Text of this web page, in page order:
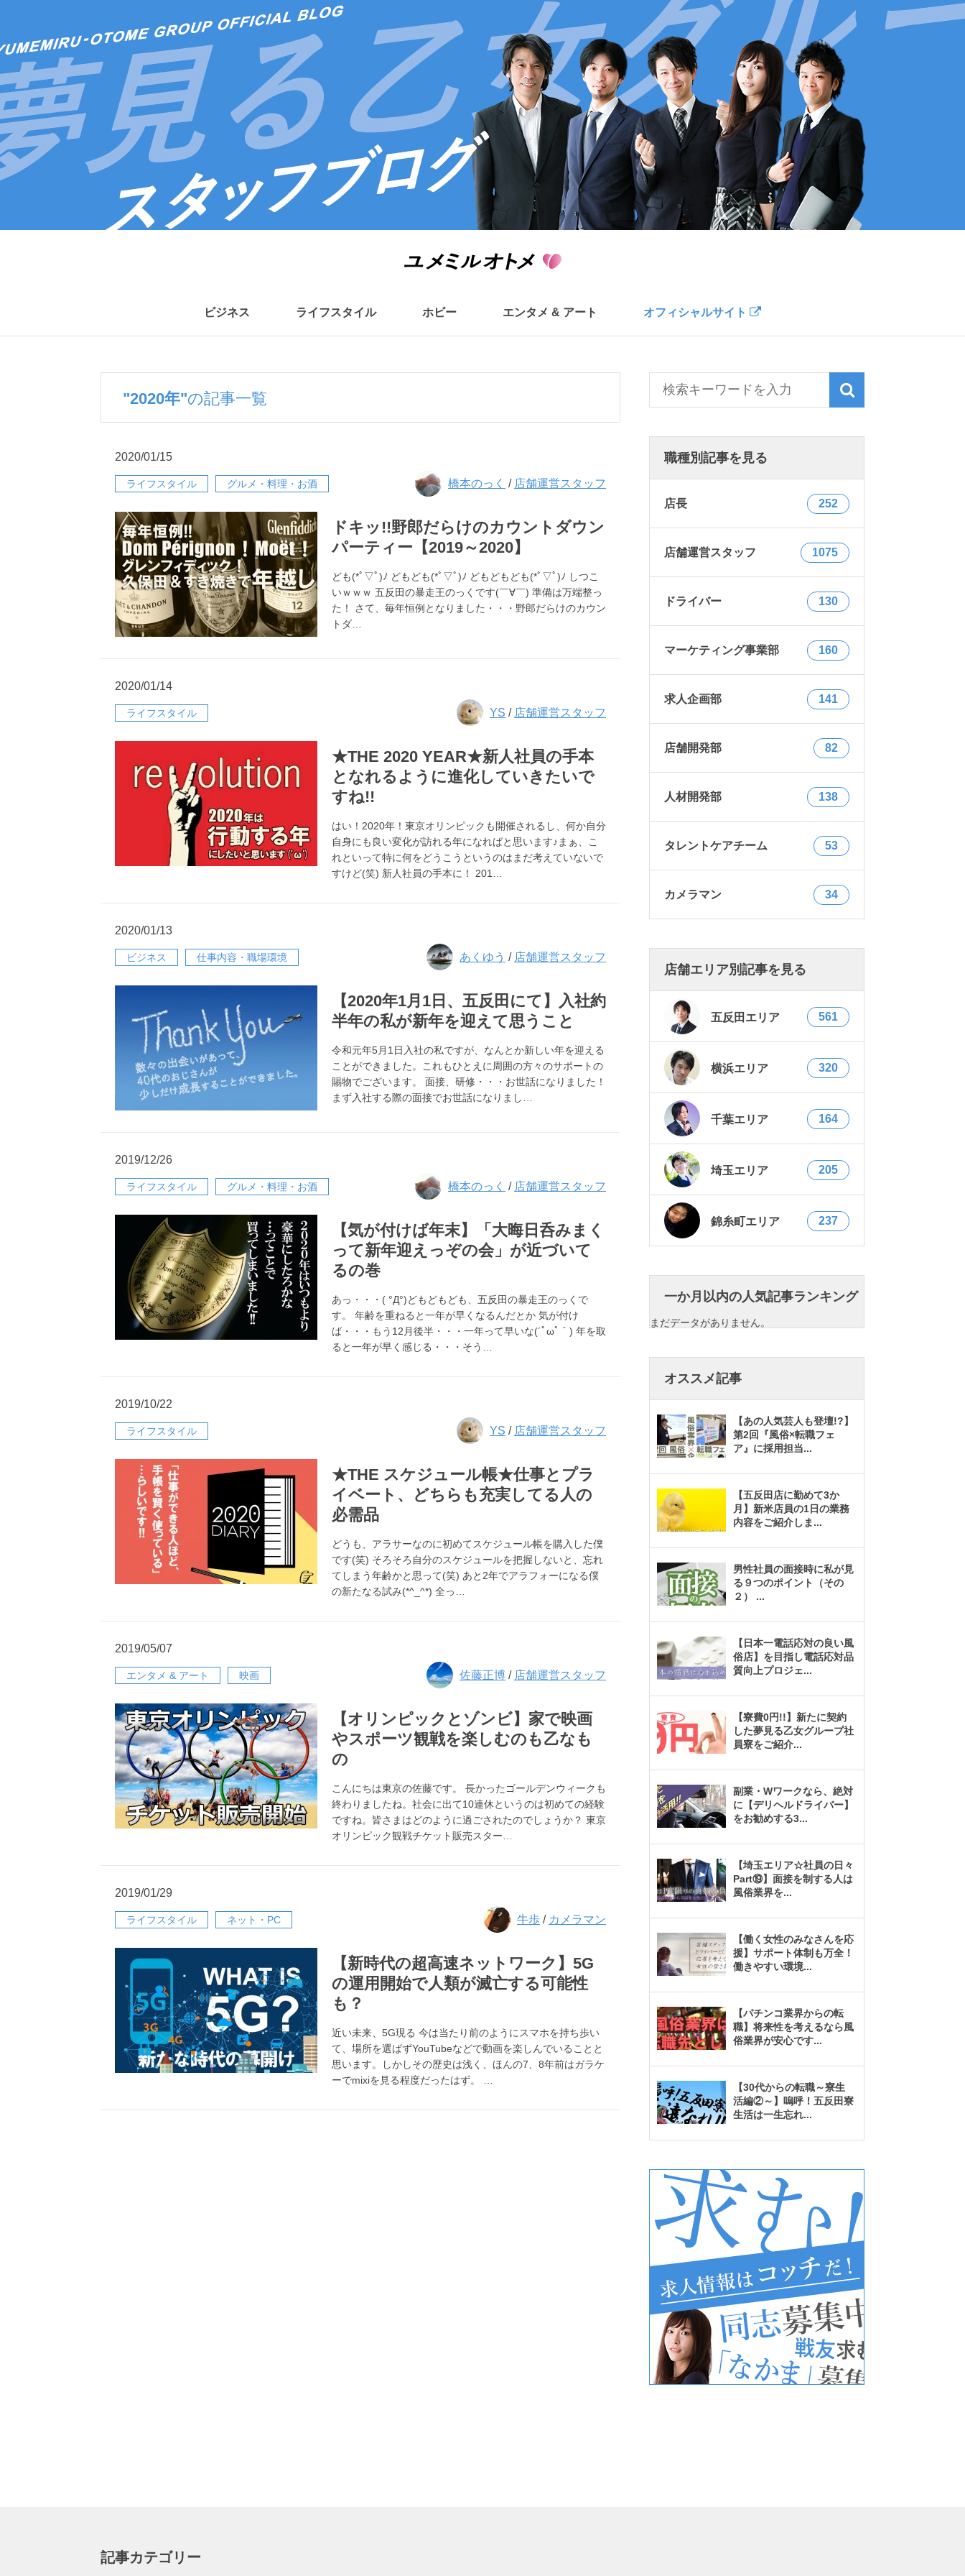
ビジネス ライフスタイル ホビー エンタメ & アート オフィシャルサイト
"2020年"の記事一覧
2020/01/15
ライフスタイル グルメ・料理・お酒 橋本のっく / 店舗運営スタッフ
ドキッ!!野郎だらけのカウントダウン
パーティー【2019～2020】
ども(*ﾟ▽ﾟ)ﾉ どもども(*ﾟ▽ﾟ)ﾉ どもどもども(*ﾟ▽ﾟ)ﾉ しつこ
いｗｗｗ 五反田の暴走王のっくです(￣∀￣) 準備は万端整っ
た！ さて、毎年恒例となりました・・・野郎だらけのカウン
トダ…
2020/01/14
ライフスタイル YS / 店舗運営スタッフ
★THE 2020 YEAR★新人社員の手本
となれるように進化していきたいで
すね!!
はい！2020年！東京オリンピックも開催されるし、何か自分
自身にも良い変化が訪れる年になればと思います♪まぁ、こ
れといって特に何をどうこうというのはまだ考えていないで
すけど(笑) 新人社員の手本に！ 201…
2020/01/13
ビジネス 仕事内容・職場環境 あくゆう / 店舗運営スタッフ
【2020年1月1日、五反田にて】入社約
半年の私が新年を迎えて思うこと
令和元年5月1日入社の私ですが、なんとか新しい年を迎える
ことができました。これもひとえに周囲の方々のサポートの
賜物でございます。 面接、研修・・・お世話になりました！
まず入社する際の面接でお世話になりまし…
2019/12/26
ライフスタイル グルメ・料理・お酒 橋本のっく / 店舗運営スタッフ
【気が付けば年末】「大晦日呑みまく
って新年迎えっぞの会」が近づいて
るの巻
あっ・・・( °Д°)どもどもども、五反田の暴走王のっくで
す。 年齢を重ねると一年が早くなるんだとか 気が付け
ば・・・もう12月後半・・・一年って早いな(´ﾟωﾟ｀) 年を取
ると一年が早く感じる・・・そう…
2019/10/22
ライフスタイル YS / 店舗運営スタッフ
★THE スケジュール帳★仕事とプラ
イベート、どちらも充実してる人の
必需品
どうも、アラサーなのに初めてスケジュール帳を購入した僕
です(笑) そろそろ自分のスケジュールを把握しないと、忘れ
てしまう年齢かと思って(笑) あと2年でアラフォーになる僕
の新たなる試み(*^_^*) 全っ…
2019/05/07
エンタメ & アート 映画 佐藤正博 / 店舗運営スタッフ
【オリンピックとゾンビ】家で映画
やスポーツ観戦を楽しむのも乙なも
の
こんにちは東京の佐藤です。 長かったゴールデンウィークも
終わりましたね。社会に出て10連休というのは初めての経験
ですね。皆さまはどのように過ごされたのでしょうか？ 東京
オリンピック観戦チケット販売スター…
2019/01/29
ライフスタイル ネット・PC 牛歩 / カメラマン
【新時代の超高速ネットワーク】5G
の運用開始で人類が滅亡する可能性
も？
近い未来、5G現る 今は当たり前のようにスマホを持ち歩い
て、場所を選ばずYouTubeなどで動画を楽しんでいることと
思います。しかしその歴史は浅く、ほんの7、8年前はガラケ
ーでmixiを見る程度だったはず。 …
職種別記事を見る
店長 252
店舗運営スタッフ 1075
ドライバー 130
マーケティング事業部 160
求人企画部 141
店舗開発部 82
人材開発部 138
タレントケアチーム 53
カメラマン 34
店舗エリア別記事を見る
五反田エリア 561
横浜エリア 320
千葉エリア 164
埼玉エリア 205
錦糸町エリア 237
一か月以内の人気記事ランキング
まだデータがありません。
オススメ記事
【あの人気芸人も登壇!?】
第2回『風俗×転職フェ
ア』に採用担当...
【五反田店に勤めて3か
月】新米店員の1日の業務
内容をご紹介しま ...
男性社員の面接時に私が見
る９つのポイント（その
２） ...
【日本一電話応対の良い風
俗店】を目指し電話応対品
質向上プロジェ...
【寮費0円!!】新たに契約
した夢見る乙女グループ社
員寮をご紹介...
副業・Wワークなら、絶対
に【デリヘルドライバー】
をお勧めする3...
【埼玉エリア☆社員の日々
Part⑲】面接を制する人は
風俗業界を...
【働く女性のみなさんを応
援】サポート体制も万全！
働きやすい環境...
【パチンコ業界からの転
職】将来性を考えるなら風
俗業界が安心です...
【30代からの転職～寮生
活編②～】嗚呼！五反田寮
生活は一生忘れ...
記事カテゴリー